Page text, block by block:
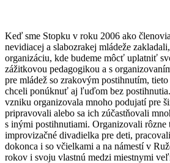
Keď sme Stopku v roku 2006 ako
nevidiacej a slabozrakej mládeže
organizáciu, kde budeme môcť uplatniť
zážitkovou pedagogikou a s
pre mládež so zrakovým postihnutím, tieto
chceli ponúknuť aj ľuďom bez
vzniku organizovala mnoho podujatí pre
pripravovali alebo sa ich zúčastňovali
s inými postihnutiami. Organizovali rôzne
improvizačné divadielka pre deti,
dokonca i so včielkami a na námestí v
rokov i svoju vlastnú medzi miestnymi